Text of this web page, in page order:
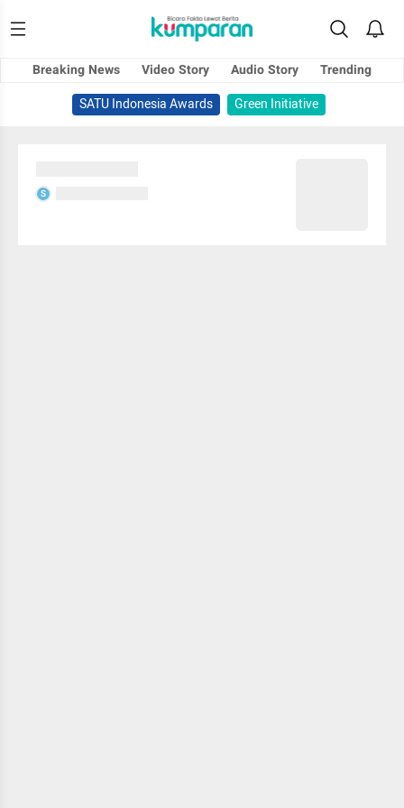
Breaking News Video Story Audio Story
Trending
SATU Indonesia Awards
Green Initiative
S